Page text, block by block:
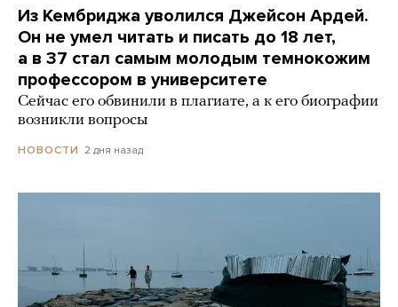
Из Кембриджа уволился Джейсон Ардей.
Он не умел читать и писать до 18 лет,
а в 37 стал самым молодым темнокожим
профессором в университете
Сейчас его обвинили в плагиате, а к его биографии
возникли вопросы
НОВОСТИ 2 дня назад